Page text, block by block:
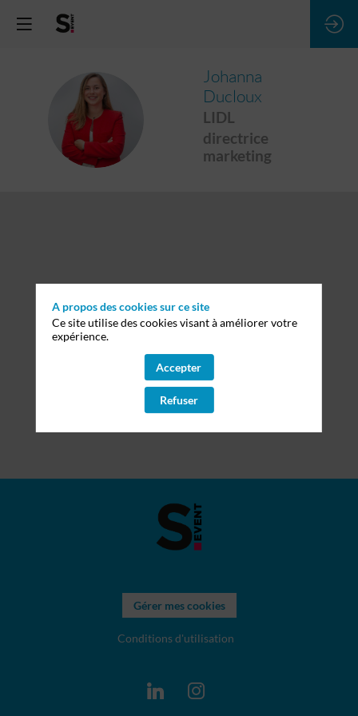
JD
Johanna
Ducloux
LIDL
directrice
marketing
Gérer mes cookies
Conditions d'utilisation
A propos des cookies sur ce site
Ce site utilise des cookies visant à améliorer votre
expérience.
Accepter
Refuser